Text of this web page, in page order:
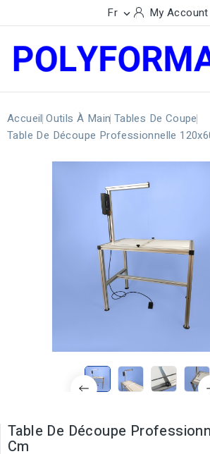
Fr  My Account
Accueil Outils À Main Tables De Coupe
Table De Découpe Professionnelle
Table De Découpe
Cm